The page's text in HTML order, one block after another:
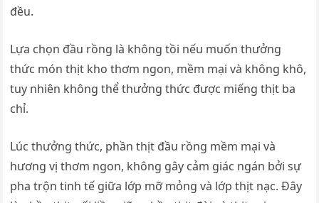
đều.
Lựa chọn đầu rồng là không tồi nếu muốn thưởng
thức món thịt kho thơm ngon, mềm mại và không khô,
tuy nhiên không thể thưởng thức được miếng thịt ba
chỉ.
Lúc thưởng thức, phần thịt đầu rồng mềm mại và
hương vị thơm ngon, không gây cảm giác ngán bởi sự
pha trộn tinh tế giữa lớp mỡ mỏng và lớp thịt nạc. Đây